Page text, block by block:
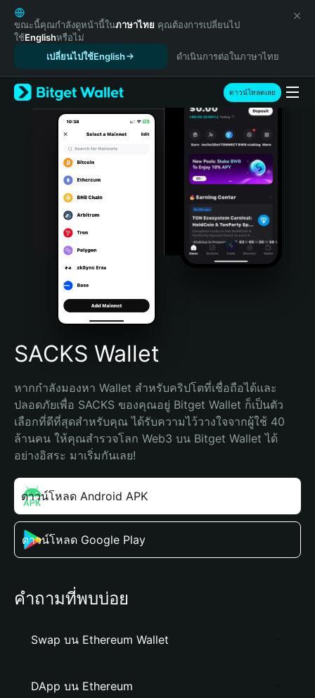
English
日本語
Tiếng Việt
Español (Latinoamérica)
Türkçe
Italiano
Português (Portugal)
Bahasa Indonesia
Português (Brasil)
Español (Argentina)
ขณะนี้คุณกำลังดูหน้านี้ในภาษาไทย คุณต้องการเปลี่ยนไป
ใช้Englishหรือไม่
เปลี่ยนไปใช้English
ดำเนินการต่อในภาษาไทย
ดาวน์โหลดเลย
SACKS Wallet
หากกำลังมองหา Wallet สำหรับคริปโตที่เชื่อถือได้และ
ปลอดภัยเพื่อ SACKS ของคุณอยู่ Bitget Wallet ก็เป็นตัว
เลือกที่ดีที่สุดสำหรับคุณ ได้รับความไว้วางใจจากผู้ใช้ 40
ล้านคน ให้คุณสำรวจโลก Web3 บน Bitget Wallet ได้
อย่างอิสระ มาเริ่มกันเลย!
ดาวน์โหลด Android APK
ดาวน์โหลด Google Play
คำถามที่พบบ่อย
Swap บน Ethereum Wallet
DApp บน Ethereum